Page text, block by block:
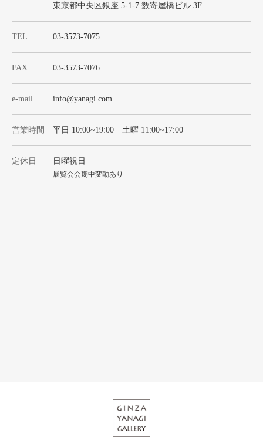
東京都中央区銀座 5-1-7 数寄屋橋ビル 3F
TEL 03-3573-7075
FAX 03-3573-7076
e-mail info@yanagi.com
営業時間 平日 10:00~19:00 土曜 11:00~17:00
定休日 日曜祝日
展覧会会期中変動あり